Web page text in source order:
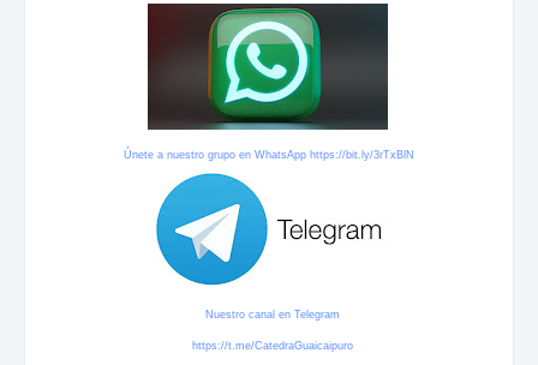
Únete a nuestro grupo en WhatsApp https://bit.ly/3rTxBlN
Nuestro canal en Telegram
https://t.me/CatedraGuaicaipuro